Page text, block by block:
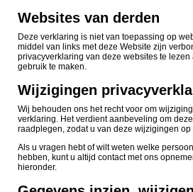
Websites van derden
Deze verklaring is niet van toepassing op
middel van links met deze Website zijn
privacyverklaring van deze websites te
gebruik te maken.
Wijzigingen
Wij behouden ons het recht voor om
verklaring. Het verdient aanbeveling om
raadplegen, zodat u van deze wijzigingen op
Als u vragen hebt of wilt weten welke
hebben, kunt u altijd contact met ons
hieronder.